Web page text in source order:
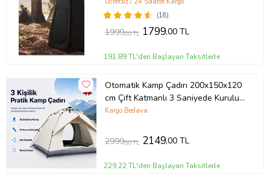
(18)
1999,00 TL 1799,00 TL
191,89 TL'den Başlayan Taksitlerle
Otomatik Kamp Çadırı 200x150x120
cm Çift Katmanlı 3 Saniyede Kurulum
Su Geçirmez 3 Kişilik
Kargo Bedava
2999,00 TL 2149,00 TL
229,22 TL'den Başlayan Taksitlerle